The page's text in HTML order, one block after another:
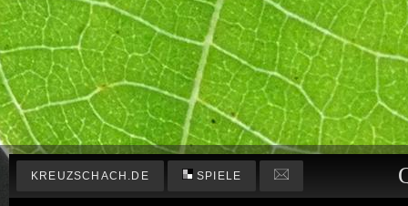
KREUZSCHACH.DE SPIELE